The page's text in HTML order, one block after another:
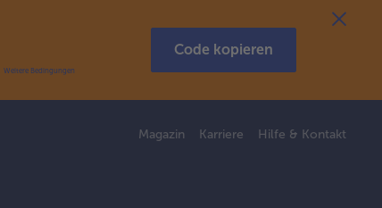
Weitere Bedingungen
Code kopieren
Magazin Karriere Hilfe & Kontakt